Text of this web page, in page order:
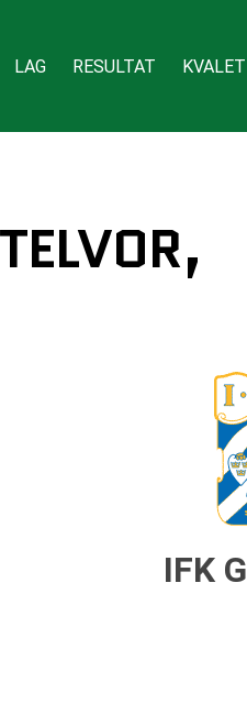
LAG RESULTAT KVALET
IFK